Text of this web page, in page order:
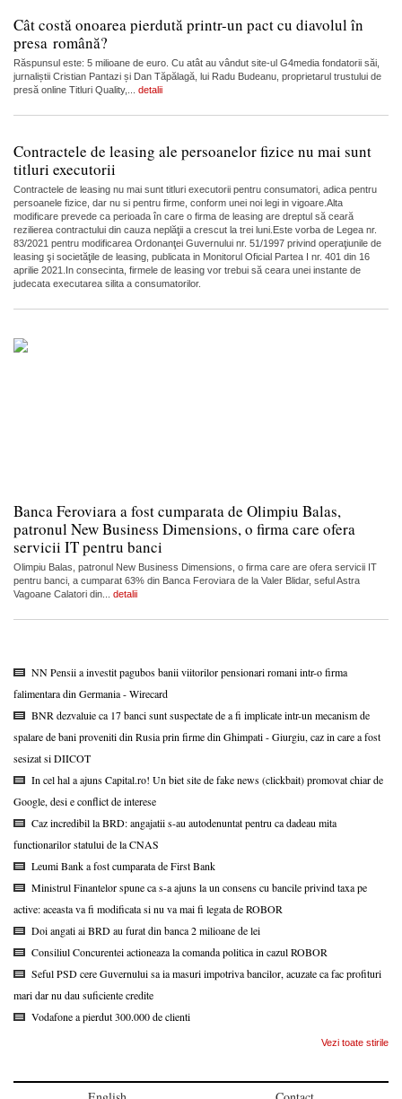
Cât costă onoarea pierdută printr-un pact cu diavolul în
presa română?
Răspunsul este: 5 milioane de euro. Cu atât au vândut site-ul G4media fondatorii săi,
jurnaliștii Cristian Pantazi și Dan Tăpălagă, lui Radu Budeanu, proprietarul trustului de
presă online Titluri Quality,... detalii
Contractele de leasing ale persoanelor fizice nu mai sunt
titluri executorii
Contractele de leasing nu mai sunt titluri executorii pentru consumatori, adica pentru
persoanele fizice, dar nu si pentru firme, conform unei noi legi in vigoare.Alta
modificare prevede ca perioada în care o firma de leasing are dreptul să ceară
rezilierea contractului din cauza neplăţii a crescut la trei luni.Este vorba de Legea nr.
83/2021 pentru modificarea Ordonanţei Guvernului nr. 51/1997 privind operaţiunile de
leasing şi societăţile de leasing, publicata in Monitorul Oficial Partea I nr. 401 din 16
aprilie 2021.In consecinta, firmele de leasing vor trebui să ceara unei instante de
judecata executarea silita a consumatorilor.
Banca Feroviara a fost cumparata de Olimpiu Balas,
patronul New Business Dimensions, o firma care ofera
servicii IT pentru banci
Olimpiu Balas, patronul New Business Dimensions, o firma care are ofera servicii IT
pentru banci, a cumparat 63% din Banca Feroviara de la Valer Blidar, seful Astra
Vagoane Calatori din... detalii
NN Pensii a investit pagubos banii viitorilor pensionari romani intr-o firma
falimentara din Germania - Wirecard
BNR dezvaluie ca 17 banci sunt suspectate de a fi implicate intr-un mecanism de
spalare de bani proveniti din Rusia prin firme din Ghimpati - Giurgiu, caz in care a fost
sesizat si DIICOT
In cel hal a ajuns Capital.ro! Un biet site de fake news (clickbait) promovat chiar de
Google, desi e conflict de interese
Caz incredibil la BRD: angajatii s-au autodenuntat pentru ca dadeau mita
functionarilor statului de la CNAS
Leumi Bank a fost cumparata de First Bank
Ministrul Finantelor spune ca s-a ajuns la un consens cu bancile privind taxa pe
active: aceasta va fi modificata si nu va mai fi legata de ROBOR
Doi angati ai BRD au furat din banca 2 milioane de lei
Consiliul Concurentei actioneaza la comanda politica in cazul ROBOR
Seful PSD cere Guvernului sa ia masuri impotriva bancilor, acuzate ca fac profituri
mari dar nu dau suficiente credite
Vodafone a pierdut 300.000 de clienti
Vezi toate stirile